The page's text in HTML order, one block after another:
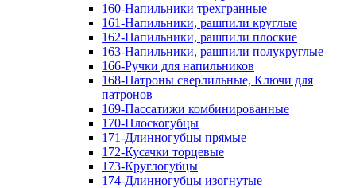
160-Напильники трехгранные
161-Напильники, рашпили круглые
162-Напильники, рашпили плоские
163-Напильники, рашпили полукруглые
166-Ручки для напильников
168-Патроны сверлильные, Ключи для
патронов
169-Пассатижи комбинированные
170-Плоскогубцы
171-Длинногубцы прямые
172-Кусачки торцевые
173-Круглогубцы
174-Длинногубцы изогнутые